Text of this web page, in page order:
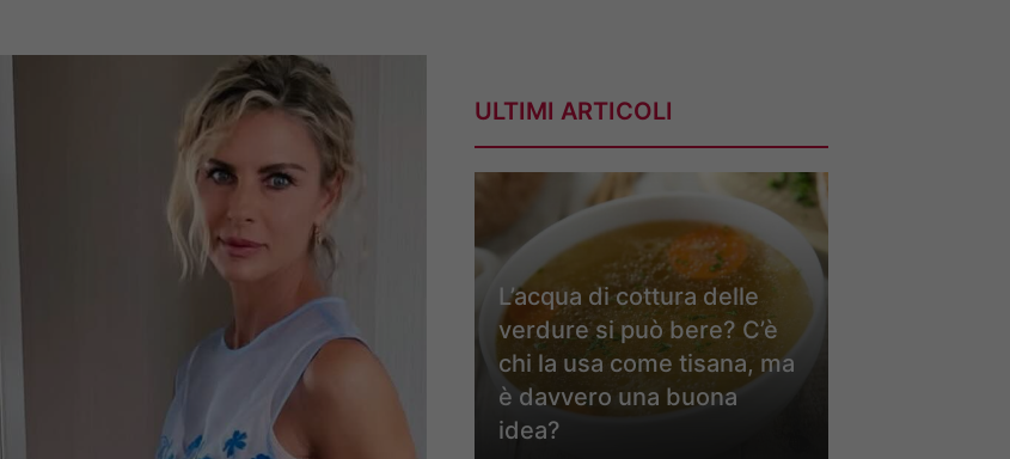
ULTIMI ARTICOLI
L’acqua di cottura delle
verdure si può bere? C’è
chi la usa come tisana, ma
è davvero una buona
idea?